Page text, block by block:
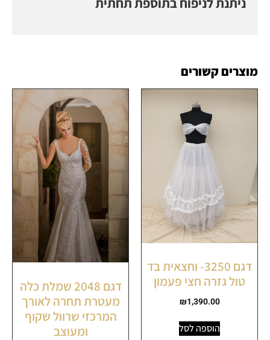
מוצרים קשורים
דגם 3250- וחצאית בד
טול גזרה חצי פעמון
₪1,390.00
הוספה לסל
דגם 2048 שמלת כלה
מעטרת תחרה לאורך
המרכזי שרוול שקוף
ומעוצב